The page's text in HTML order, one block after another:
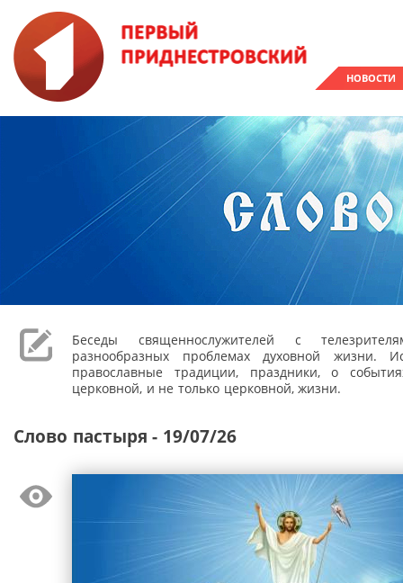
НОВОСТИ
Беседы священнослужителей с
разнообразных проблемах духовной жизни.
православные традиции, праздники, о
церковной, и не только церковной, жизни.
Слово пастыря - 19/07/26